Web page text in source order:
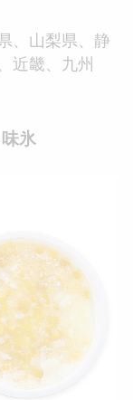
、山梨県、静
近畿、九州
氷